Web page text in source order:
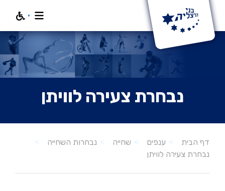
נבחרת צעירה לוויתן
דף הבית ענפים שחייה
נבחרות השחייה
נבחרת צעירה לוויתן